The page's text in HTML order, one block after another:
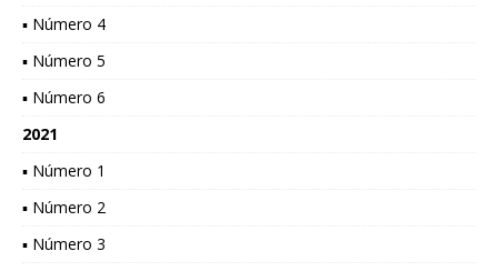
▪ Número 4
▪ Número 5
▪ Número 6
2021
▪ Número 1
▪ Número 2
▪ Número 3